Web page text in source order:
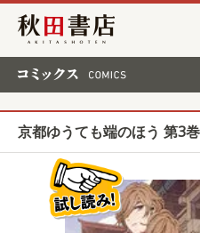
秋田書店
京都ゆうても端のほう 第3巻